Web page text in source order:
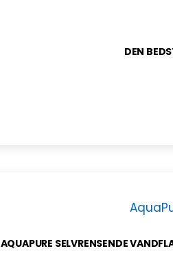
DEN
AQUAPURE SELVRENSENDE